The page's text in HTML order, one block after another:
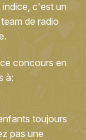
indice, c'est un
de radio
concours en
à:
toujours
pas une